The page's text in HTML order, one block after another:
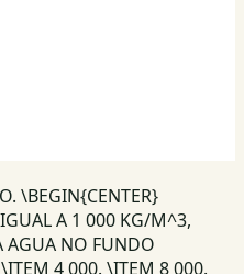
\BEGIN{CENTER}
A 1 000 KG/M^3,
AGUA NO FUNDO
4 000. \ITEM 8 000.